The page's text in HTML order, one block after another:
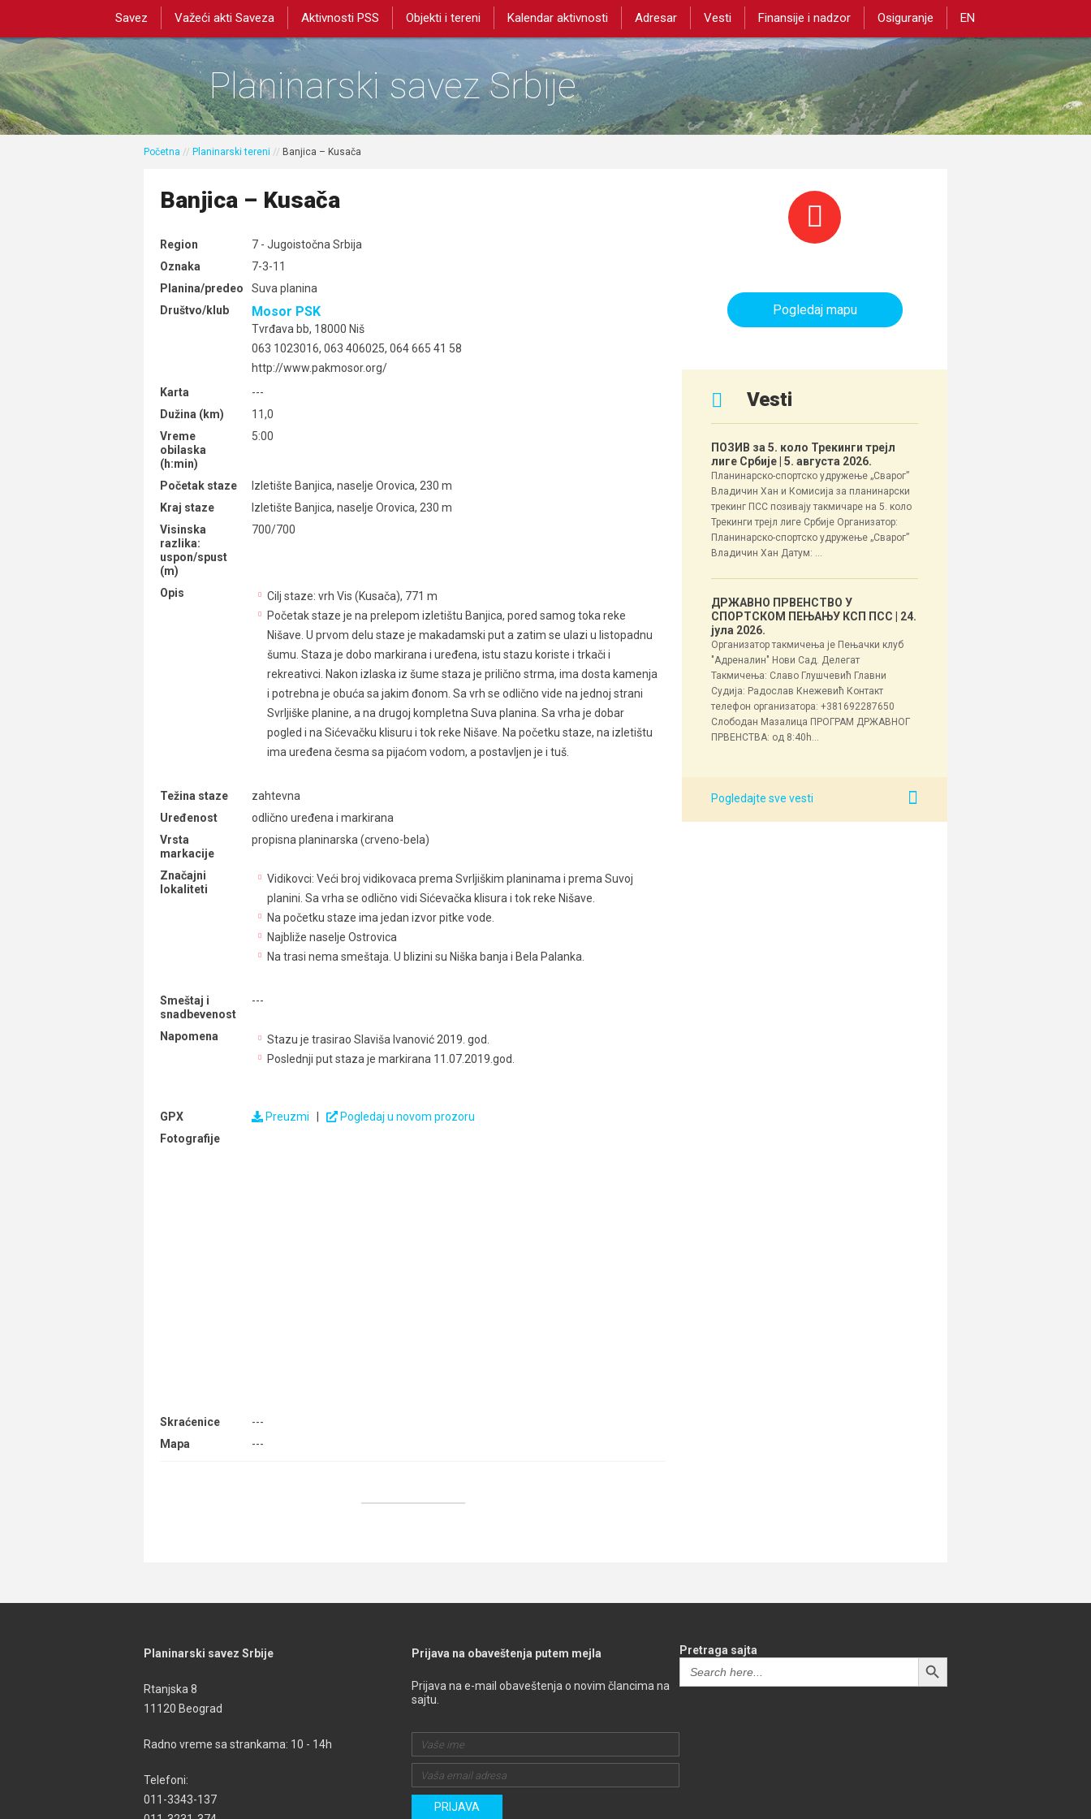
Savez Važeći akti Saveza Aktivnosti PSS Objekti i tereni Kalendar aktivnosti Adresar Vesti Finansije i nadzor Osiguranje EN
Planinarski savez Srbije
Početna // Planinarski tereni // Banjica – Kusača
Banjica – Kusača
Region
7 - Jugoistočna Srbija
Oznaka
7-3-11
Planina/predeo
Suva planina
Društvo/klub
Mosor PSK
Tvrđava bb, 18000 Niš
063 1023016, 063 406025, 064 665 41 58
http://www.pakmosor.org/
Karta
---
Dužina (km)
11,0
Vreme
obilaska
(h:min)
5:00
Početak staze
Izletište Banjica, naselje Orovica, 230 m
Kraj staze
Izletište Banjica, naselje Orovica, 230 m
Visinska
razlika:
uspon/spust
(m)
700/700
Opis
Cilj staze: vrh Vis (Kusača), 771 m
Početak staze je na prelepom izletištu Banjica, pored samog toka reke
Nišave. U prvom delu staze je makadamski put a zatim se ulazi u listopadnu
šumu. Staza je dobo markirana i uređena, istu stazu koriste i trkači i
rekreativci. Nakon izlaska iz šume staza je prilično strma, ima dosta kamenja
i potrebna je obuća sa jakim đonom. Sa vrh se odlično vide na jednoj strani
Svrljiške planine, a na drugoj kompletna Suva planina. Sa vrha je dobar
pogled i na Sićevačku klisuru i tok reke Nišave. Na početku staze, na izletištu
ima uređena česma sa pijaćom vodom, a postavljen je i tuš.
Težina staze
zahtevna
Uređenost
odlično uređena i markirana
Vrsta
markacije
propisna planinarska (crveno-bela)
Značajni
lokaliteti
Vidikovci: Veći broj vidikovaca prema Svrljiškim planinama i prema Suvoj
planini. Sa vrha se odlično vidi Sićevačka klisura i tok reke Nišave.
Na početku staze ima jedan izvor pitke vode.
Najbliže naselje Ostrovica
Na trasi nema smeštaja. U blizini su Niška banja i Bela Palanka.
Smeštaj i
snadbevenost
---
Napomena
Stazu je trasirao Slaviša Ivanović 2019. god.
Poslednji put staza je markirana 11.07.2019.god.
GPX Preuzmi
Pogledaj u novom prozoru
Fotografije
Skraćenice
---
Mapa
---
Pogledaj mapu
Vesti
ПОЗИВ за 5. коло Трекинги трејл
лиге Србије | 5. августа 2026.
Планинарско-спортско удружење „Сварог”
Владичин Хан и Комисија за планинарски
трекинг ПСС позивају такмичаре на 5. коло
Трекинги трејл лиге Србије Организатор:
Планинарско-спортско удружење „Сварог”
Владичин Хан Датум: ...
ДРЖАВНО ПРВЕНСТВО У
СПОРТСКОМ ПЕЊАЊУ КСП ПСС
| 24.
јула 2026.
Организатор такмичења је Пењачки клуб
"Адреналин" Нови Сад. Делегат
Такмичења: Славо Глушчевић Главни
Судија: Радослав Кнежевић Контакт
телефон организатора: +381692287650
Слободан Мазалица ПРОГРАМ ДРЖАВНОГ
ПРВЕНСТВА: од 8:40h...
Pogledajte sve vesti
Planinarski savez Srbije
Rtanjska 8
11120 Beograd
Radno vreme sa strankama: 10 - 14h
Telefoni:
011-3343-137
Prijava na obaveštenja putem mejla
Prijava na e-mail obaveštenja o novim člancima na
sajtu.
Pretraga sajta
Search
for:
SEARCH BUTTON